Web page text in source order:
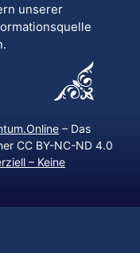
unserer
– Das
CC BY-NC-ND 4.0
– Keine